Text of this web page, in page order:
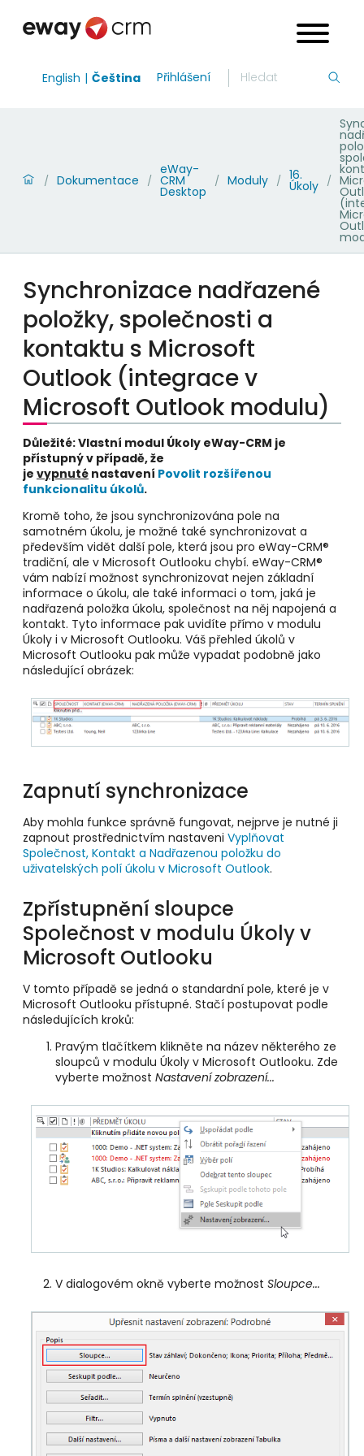
English Čeština Přihlášení
/ Dokumentace /
eWay-
CRM
Desktop
/ Moduly / 16.
Úkoly /
Synchronizace nadřazené
položky, společnosti a
kontaktu s Microsoft
Outlook (integrace v
Microsoft Outlook modulu)
Důležité: Vlastní modul Úkoly eWay-CRM je
přístupný v případě, že
je vypnuté nastavení Povolit rozšířenou
funkcionalitu úkolů.
Kromě toho, že jsou synchronizována pole na
samotném úkolu, je možné také synchronizovat a
především vidět další pole, která jsou pro eWay-CRM®
tradiční, ale v Microsoft Outlooku chybí. eWay-CRM®
vám nabízí možnost synchronizovat nejen základní
informace o úkolu, ale také informaci o tom, jaká je
nadřazená položka úkolu, společnost na něj napojená a
kontakt. Tyto informace pak uvidíte přímo v modulu
Úkoly i v Microsoft Outlooku. Váš přehled úkolů v
Microsoft Outlooku pak může vypadat podobně jako
následující obrázek:
Zapnutí synchronizace
Aby mohla funkce správně fungovat, nejprve je nutné ji
zapnout prostřednictvím nastaveni Vyplňovat
Společnost, Kontakt a Nadřazenou položku do
uživatelských polí úkolu v Microsoft Outlook.
Zpřístupnění sloupce
Společnost v modulu Úkoly v
Microsoft Outlooku
V tomto případě se jedná o standardní pole, které je v
Microsoft Outlooku přístupné. Stačí postupovat podle
následujících kroků:
Pravým tlačítkem klikněte na název některého ze
sloupců v modulu Úkoly v Microsoft Outlooku. Zde
vyberte možnost Nastavení zobrazení...
V dialogovém okně vyberte možnost Sloupce...